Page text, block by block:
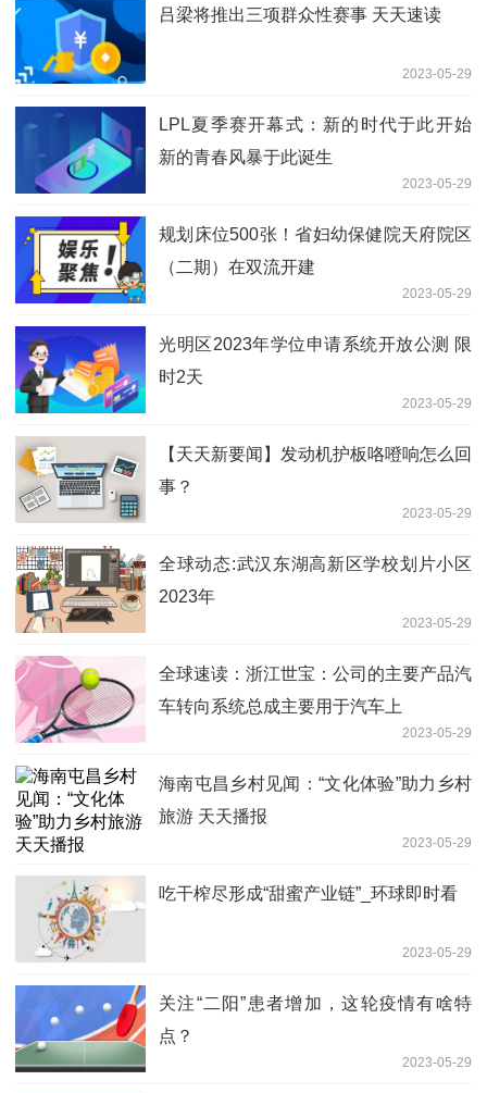
吕梁将推出三项群众性赛事 天天速读
2023-05-29
LPL夏季赛开幕式：新的时代于此开始
新的青春风暴于此诞生
2023-05-29
规划床位500张！省妇幼保健院天府院区
（二期）在双流开建
2023-05-29
光明区2023年学位申请系统开放公测 限
时2天
2023-05-29
【天天新要闻】发动机护板咯噔响怎么回
事？
2023-05-29
全球动态:武汉东湖高新区学校划片小区
2023年
2023-05-29
全球速读：浙江世宝：公司的主要产品汽
车转向系统总成主要用于汽车上
2023-05-29
海南屯昌乡村见闻：“文化体验”助力乡村
旅游 天天播报
2023-05-29
吃干榨尽形成“甜蜜产业链”_环球即时看
2023-05-29
关注“二阳”患者增加，这轮疫情有啥特
点？
2023-05-29